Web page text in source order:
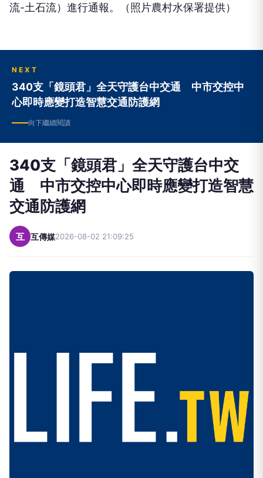
流-土石流）進行通報。（照片農村水保署提供）
NEXT
340支「鏡頭君」全天守護台中交通 中市交控中
心即時應變打造智慧交通防護網
向下繼續閱讀
340支「鏡頭君」全天守護台中交
通 中市交控中心即時應變打造智慧
交通防護網
互 互傳媒2026-08-02 21:09:25